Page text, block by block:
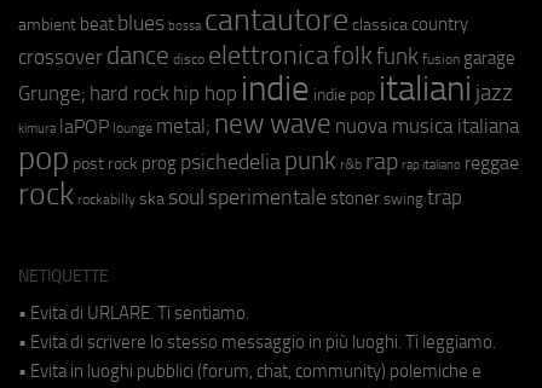
ambient beat blues bossa cantautore classica country
crossover dance disco elettronicafolkfunk fusion garage
Grunge; hard rock hip hop indie indie pop italiani jazz
kimura laPOP lounge metal; new wave nuova musica italiana
pop post rock prog psichedeliapunk r&b rap rap italiano reggae
rock rockabilly ska soul sperimentale stoner swing trap
NETIQUETTE
• Evita di URLARE. Ti sentiamo.
• Evita di scrivere lo stesso messaggio in più luoghi. Ti leggiamo.
• Evita in luoghi pubblici (forum, chat, community) polemiche e